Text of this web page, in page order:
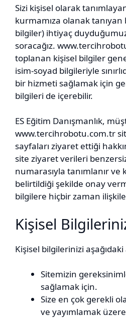
Sizi kişisel olarak
kurmamıza olanak tanıyan
bilgiler) ihtiyaç
soracağız.
toplanan kişisel bilgiler
isim-soyad bilgileriyle
bir hizmeti sağlamak için
bilgileri de içerebilir.
ES Eğitim Danışmanlık,
www.tercihrobotu.com.tr
sayfaları ziyaret ettiği
site ziyaret verileri
numarasıyla tanımlanır ve
belirtildiği şekilde onay
bilgilere hiçbir zaman
Kişisel
Kişisel bilgilerinizi
Sitemizin
sağlamak için.
Size en çok gerekli
ve yayımlamak